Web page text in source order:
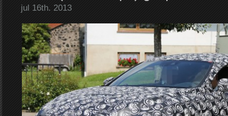
jul 16th. 2013